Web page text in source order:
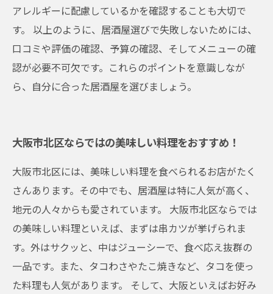
アレルギーに配慮しているかを確認することも大切で
す。 以上のように、居酒屋選びで失敗しないためには、
口コミや評価の確認、予算の確認、そしてメニューの確
認が必要不可欠です。これらのポイントを意識しなが
ら、自分に合った居酒屋を選びましょう。
大阪市北区ならではの美味しい料理をおすすめ！
大阪市北区には、美味しい料理を食べられるお店がたく
さんあります。その中でも、居酒屋は特に人気が高く、
地元の人々からも愛されています。 大阪市北区ならでは
の美味しい料理といえば、まずは串カツが挙げられま
す。外はサクッと、中はジューシーで、食べ応え抜群の
一品です。また、タコわさやたこ焼きなど、タコを使っ
た料理も人気があります。 そして、大阪といえばお好み